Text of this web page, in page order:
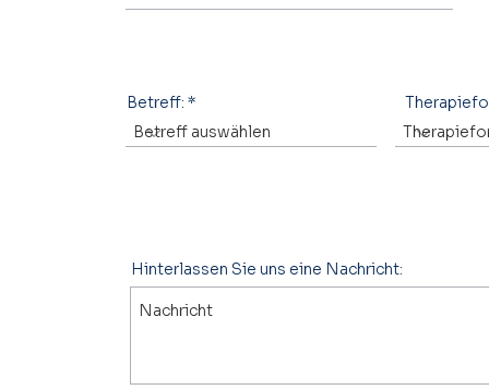
Betreff:
Hinterlassen Sie uns eine Nachricht: